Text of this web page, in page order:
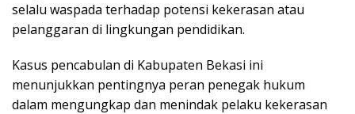
selalu waspada terhadap potensi kekerasan atau
pelanggaran di lingkungan pendidikan.
Kasus pencabulan di Kabupaten Bekasi ini
menunjukkan pentingnya peran penegak hukum
dalam mengungkap dan menindak pelaku kekerasan